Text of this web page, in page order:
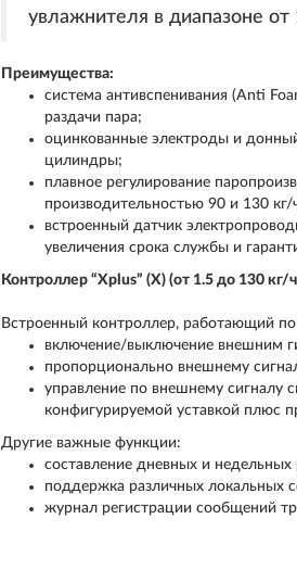
увлажнителя в диапазоне от
Преимущества:
система антивспенивания (Anti
раздачи пара;
оцинкованные электроды и
цилиндры;
плавное регулирование
производительностью 90 и 130 кг/
встроенный датчик
увеличения срока службы и
Контроллер “Xplus” (X) (от 1.5 до 130 кг/
Встроенный контроллер, работающий
включение/выключение внешним
пропорционально внешнему
управление по внешнему сигналу
конфигурируемой уставкой плюс
Другие важные функции:
составление дневных и недельных
поддержка различных локальных
журнал регистрации сообщений